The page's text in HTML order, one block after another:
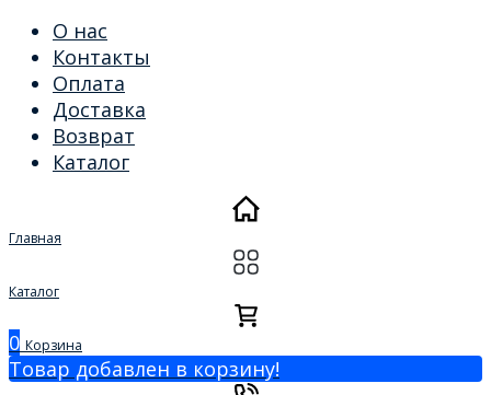
О нас
Контакты
Оплата
Доставка
Возврат
Каталог
Главная
Каталог
0 Корзина
Товар добавлен в корзину!